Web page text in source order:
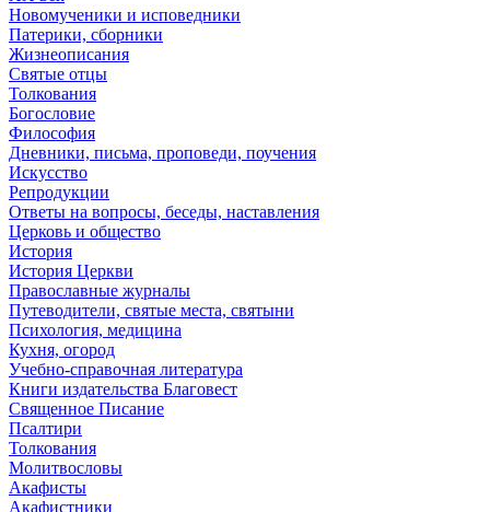
Новомученики и исповедники
Патерики, сборники
Жизнеописания
Святые отцы
Толкования
Богословие
Философия
Дневники, письма, проповеди, поучения
Искусство
Репродукции
Ответы на вопросы, беседы, наставления
Церковь и общество
История
История Церкви
Православные журналы
Путеводители, святые места, святыни
Психология, медицина
Кухня, огород
Учебно-справочная литература
Книги издательства Благовест
Священное Писание
Псалтири
Толкования
Молитвословы
Акафисты
Акафистники